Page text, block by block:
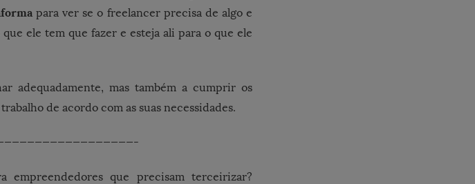
para ver se o freelancer precisa de algo e
ele tem que fazer e esteja ali para o que ele
adequadamente, mas também a cumprir os
de acordo com as suas necessidades.
empreendedores que precisam terceirizar?